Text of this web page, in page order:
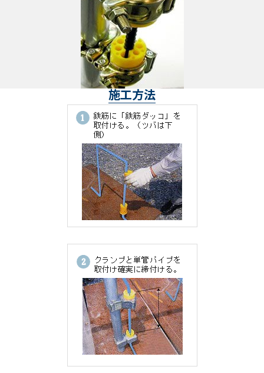
施工方法